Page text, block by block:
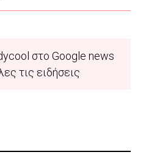
στο Google news
τις ειδήσεις